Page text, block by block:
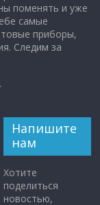
поменять и уже
самые
приборы,
Следим за
Напишите
нам
Хотите
поделиться
новостью,